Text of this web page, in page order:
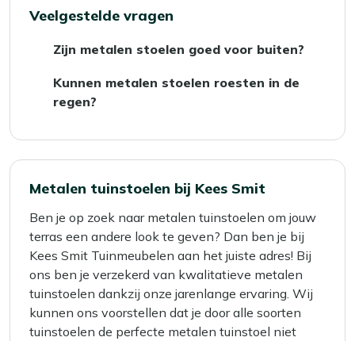
Veelgestelde vragen
Zijn metalen stoelen goed voor buiten?
materialen voor tuinmeubelen. Staal en
aluminium zijn de populairste keuzes.
kunnen prima buiten worden gebruikt, mits ze
weer en wind.
Kunnen metalen stoelen roesten in de
regen?
gevoelig voor roest bij vocht en kou. Zet je
metalen stoelen in de winter bij voorkeur
binnen of dek ze goed af met een
afdekhoes
Zo voorkom je dat regen of sneeuw
roestvorming veroorzaakt en blijven je
tuinmeubelen langer mooi.
Metalen tuinstoelen bij Kees Smit
Ben je op zoek naar metalen tuinstoelen om jouw
terras een andere look te geven? Dan ben je bij
Kees Smit Tuinmeubelen aan het juiste adres! Bij
ons ben je verzekerd van kwalitatieve metalen
tuinstoelen dankzij onze jarenlange ervaring. Wij
kunnen ons voorstellen dat je door alle soorten
tuinstoelen de perfecte metalen tuinstoel niet